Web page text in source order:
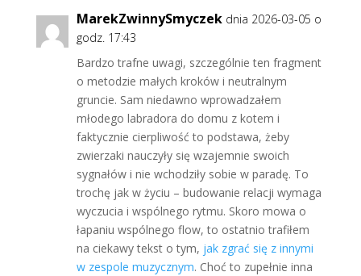
MarekZwinnySmyczek dnia 2026-03-05 o
godz. 17:43
Bardzo trafne uwagi, szczególnie ten fragment
o metodzie małych kroków i neutralnym
gruncie. Sam niedawno wprowadzałem
młodego labradora do domu z kotem i
faktycznie cierpliwość to podstawa, żeby
zwierzaki nauczyły się wzajemnie swoich
sygnałów i nie wchodziły sobie w paradę. To
trochę jak w życiu – budowanie relacji wymaga
wyczucia i wspólnego rytmu. Skoro mowa o
łapaniu wspólnego flow, to ostatnio trafiłem
na ciekawy tekst o tym, jak zgrać się z innymi
w zespole muzycznym. Choć to zupełnie inna